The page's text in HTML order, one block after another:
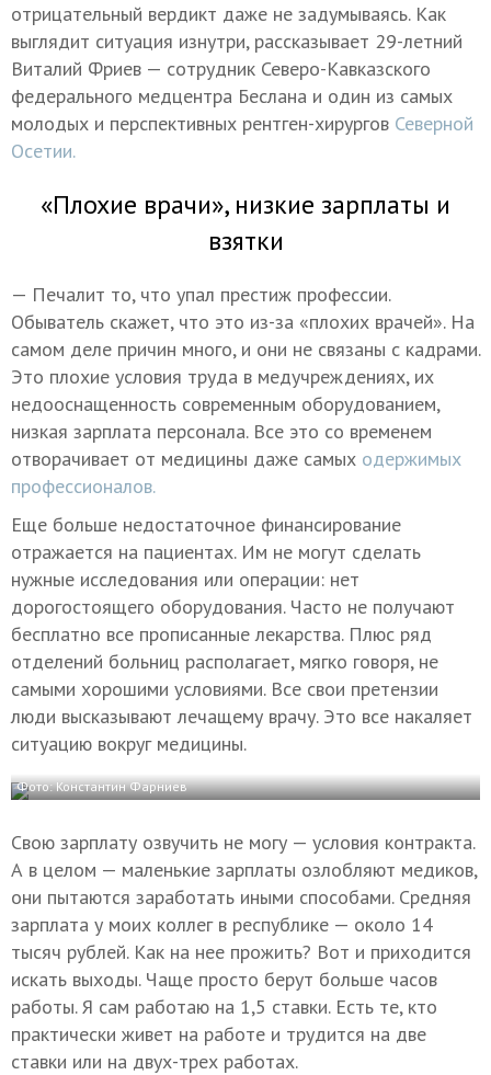
отрицательный вердикт даже не задумываясь. Как
выглядит ситуация изнутри, рассказывает 29-летний
Виталий Фриев — сотрудник Северо-Кавказского
федерального медцентра Беслана и один из самых
молодых и перспективных рентген-хирургов Северной
Осетии.
«Плохие врачи», низкие зарплаты и
взятки
— Печалит то, что упал престиж профессии.
Обыватель скажет, что это из-за «плохих врачей». На
самом деле причин много, и они не связаны с кадрами.
Это плохие условия труда в медучреждениях, их
недооснащенность современным оборудованием,
низкая зарплата персонала. Все это со временем
отворачивает от медицины даже самых одержимых
профессионалов.
Еще больше недостаточное финансирование
отражается на пациентах. Им не могут сделать
нужные исследования или операции: нет
дорогостоящего оборудования. Часто не получают
бесплатно все прописанные лекарства. Плюс ряд
отделений больниц располагает, мягко говоря, не
самыми хорошими условиями. Все свои претензии
люди высказывают лечащему врачу. Это все накаляет
ситуацию вокруг медицины.
Фото: Константин Фарниев
Свою зарплату озвучить не могу — условия контракта.
А в целом — маленькие зарплаты озлобляют медиков,
они пытаются заработать иными способами. Средняя
зарплата у моих коллег в республике — около 14
тысяч рублей. Как на нее прожить? Вот и приходится
искать выходы. Чаще просто берут больше часов
работы. Я сам работаю на 1,5 ставки. Есть те, кто
практически живет на работе и трудится на две
ставки или на двух-трех работах.